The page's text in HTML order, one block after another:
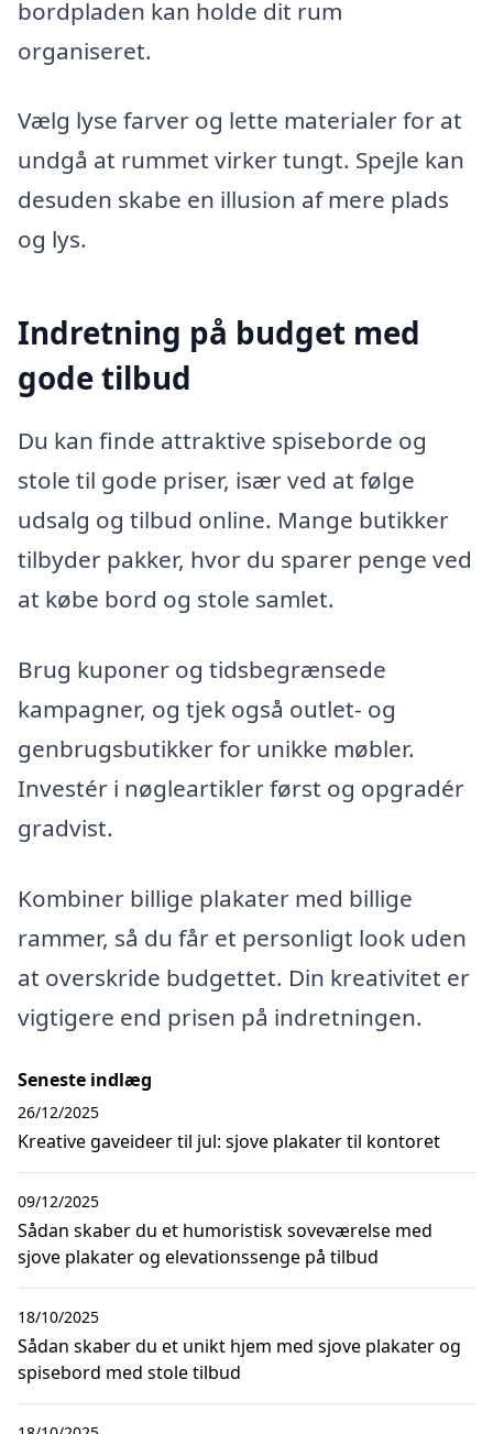
bordpladen kan holde dit rum
organiseret.
Vælg lyse farver og lette materialer for at
undgå at rummet virker tungt. Spejle kan
desuden skabe en illusion af mere plads
og lys.
Indretning på budget med
gode tilbud
Du kan finde attraktive spiseborde og
stole til gode priser, især ved at følge
udsalg og tilbud online. Mange butikker
tilbyder pakker, hvor du sparer penge ved
at købe bord og stole samlet.
Brug kuponer og tidsbegrænsede
kampagner, og tjek også outlet- og
genbrugsbutikker for unikke møbler.
Investér i nøgleartikler først og opgradér
gradvist.
Kombiner billige plakater med billige
rammer, så du får et personligt look uden
at overskride budgettet. Din kreativitet er
vigtigere end prisen på indretningen.
Seneste indlæg
Kreative gaveideer til jul: sjove plakater til kontoret
26/12/2025
Sådan skaber du et humoristisk soveværelse med
sjove plakater og elevationssenge på tilbud
09/12/2025
Sådan skaber du et unikt hjem med sjove plakater og
spisebord med stole tilbud
18/10/2025